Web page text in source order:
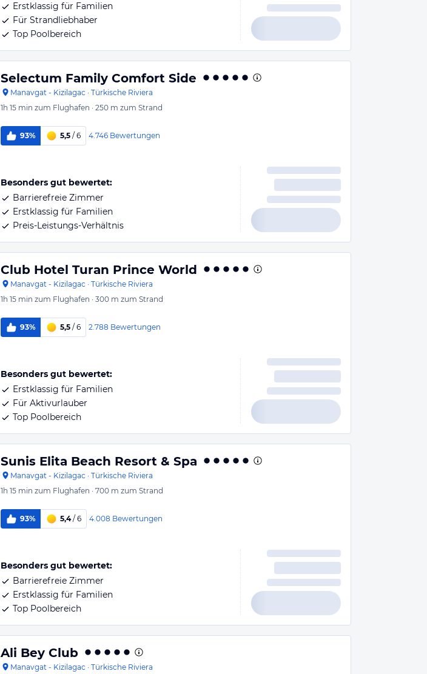
Erstklassig für Familien
Für Strandliebhaber
Top Poolbereich
Selectum Family Comfort Side
Manavgat - Kizilagac · Türkische Riviera
1h 15 min zum Flughafen · 250 m zum Strand
93% 5,5 / 6 4.746 Bewertungen
Besonders gut bewertet:
Barrierefreie Zimmer
Erstklassig für Familien
Preis-Leistungs-Verhältnis
Club Hotel Turan Prince World
Manavgat - Kizilagac · Türkische Riviera
1h 15 min zum Flughafen · 300 m zum Strand
93% 5,5 / 6 2.788 Bewertungen
Besonders gut bewertet:
Erstklassig für Familien
Für Aktivurlauber
Top Poolbereich
Sunis Elita Beach Resort & Spa
Manavgat - Kizilagac · Türkische Riviera
1h 15 min zum Flughafen · 700 m zum Strand
93% 5,4/ 6 4.008 Bewertungen
Besonders gut bewertet:
Barrierefreie Zimmer
Erstklassig für Familien
Top Poolbereich
Ali Bey Club
Manavgat - Kizilagac · Türkische Riviera